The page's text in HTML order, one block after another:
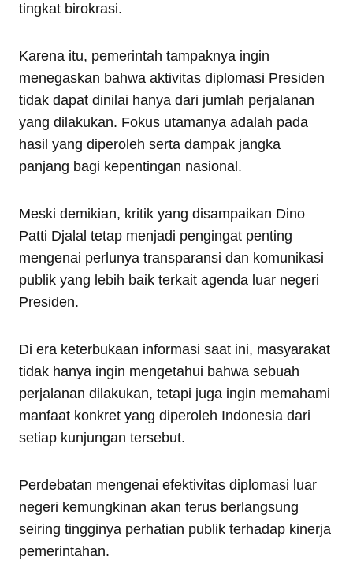
tingkat birokrasi.
Karena itu, pemerintah tampaknya ingin
menegaskan bahwa aktivitas diplomasi Presiden
tidak dapat dinilai hanya dari jumlah perjalanan
yang dilakukan. Fokus utamanya adalah pada
hasil yang diperoleh serta dampak jangka
panjang bagi kepentingan nasional.
Meski demikian, kritik yang disampaikan Dino
Patti Djalal tetap menjadi pengingat penting
mengenai perlunya transparansi dan komunikasi
publik yang lebih baik terkait agenda luar negeri
Presiden.
Di era keterbukaan informasi saat ini, masyarakat
tidak hanya ingin mengetahui bahwa sebuah
perjalanan dilakukan, tetapi juga ingin memahami
manfaat konkret yang diperoleh Indonesia dari
setiap kunjungan tersebut.
Perdebatan mengenai efektivitas diplomasi luar
negeri kemungkinan akan terus berlangsung
seiring tingginya perhatian publik terhadap kinerja
pemerintahan.